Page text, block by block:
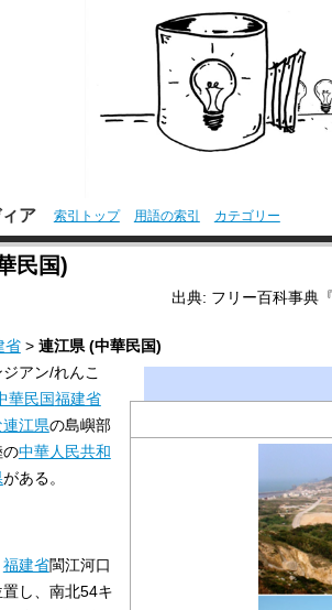
ア 索引トップ 用語の索引 カテゴリー
民国)
出典: フリー百科事典
省 > 連江県 (中華民国)
アン/れんこ
華民国福建省
江県の島嶼部
の中華人民共和
がある。
福建省閩江河口
置し、南北54キ